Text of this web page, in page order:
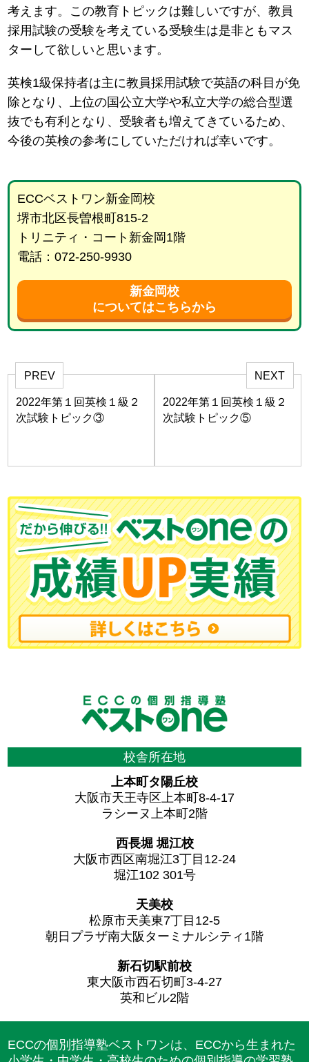
考えます。この教育トピックは難しいですが、教員
採用試験の受験を考えている受験生は是非ともマス
ターして欲しいと思います。
英検1級保持者は主に教員採用試験で英語の科目が免
除となり、上位の国公立大学や私立大学の総合型選
抜でも有利となり、受験者も増えてきているため、
今後の英検の参考にしていただければ幸いです。
ECCベストワン新金岡校
堺市北区長曽根町815-2
トリニティ・コート新金岡1階
電話：072-250-9930
新金岡校
についてはこちらから
PREV
2022年第１回英検１級２
次試験トピック③
NEXT
2022年第１回英検１級２
次試験トピック⑤
校舎所在地
上本町タ陽丘校
大阪市天王寺区上本町8-4-17
ラシーヌ上本町2階
西長堀 堀江校
大阪市西区南堀江3丁目12-24
堀江102 301号
天美校
松原市天美東7丁目12-5
朝日プラザ南大阪ターミナルシティ1階
新石切駅前校
東大阪市西石切町3-4-27
英和ビル2階
ECCの個別指導塾ベストワンは、ECCから生まれた